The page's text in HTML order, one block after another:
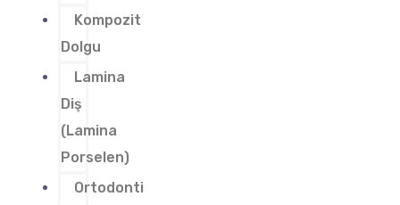
Kompozit
Dolgu
Lamina
Diş
(Lamina
Porselen)
Ortodonti